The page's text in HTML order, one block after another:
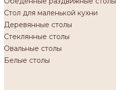
Стол для маленькой кухни
Деревянные столы
Стеклянные столы
Овальные столы
Белые столы